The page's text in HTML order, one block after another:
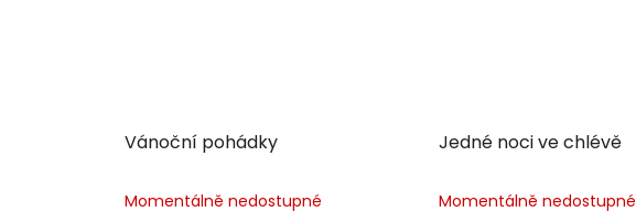
Vánoční pohádky
Momentálně nedostupné
Jedné noci ve chlévě
Momentálně nedostupné